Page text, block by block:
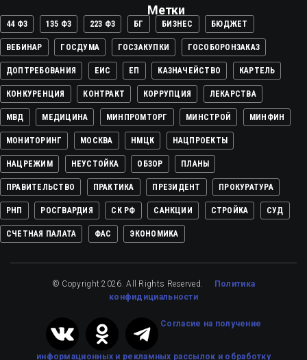
Метки
44 ФЗ 135 ФЗ 223 ФЗ БГ БИЗНЕС БЮДЖЕТ
ВЕБИНАР ГОСДУМА ГОСЗАКУПКИ ГОСОБОРОНЗАКАЗ
ДОПТРЕБОВАНИЯ ЕИС ЕП КАЗНАЧЕЙСТВО КАРТЕЛЬ
КОНКУРЕНЦИЯ КОНТРАКТ КОРРУПЦИЯ ЛЕКАРСТВА
МВД МЕДИЦИНА МИНПРОМТОРГ МИНСТРОЙ МИНФИН
МОНИТОРИНГ МОСКВА НМЦК НАЦПРОЕКТЫ
НАЦРЕЖИМ НЕУСТОЙКА ОБЗОР ПЛАНЫ
ПРАВИТЕЛЬСТВО ПРАКТИКА ПРЕЗИДЕНТ ПРОКУРАТУРА
РНП РОСГВАРДИЯ СК РФ САНКЦИИ СТРОЙКА СУД
СЧЕТНАЯ ПАЛАТА ФАС ЭКОНОМИКА
© Copyright 2026. All Rights Reserved.
Политика
конфидициальности
Cогласие на получение
информационных и рекламных рассылок и обработку